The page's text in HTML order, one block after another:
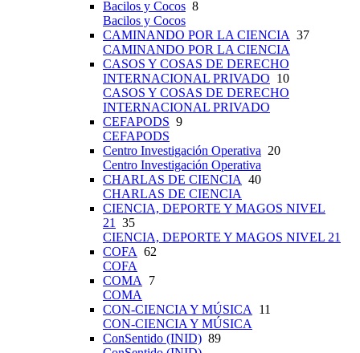
Bacilos y Cocos 8
Bacilos y Cocos
CAMINANDO POR LA CIENCIA 37
CAMINANDO POR LA CIENCIA
CASOS Y COSAS DE DERECHO
INTERNACIONAL PRIVADO 10
CASOS Y COSAS DE DERECHO
INTERNACIONAL PRIVADO
CEFAPODS 9
CEFAPODS
Centro Investigación Operativa 20
Centro Investigación Operativa
CHARLAS DE CIENCIA 40
CHARLAS DE CIENCIA
CIENCIA, DEPORTE Y MAGOS NIVEL
21
35
CIENCIA, DEPORTE Y MAGOS NIVEL 21
COFA 62
COFA
COMA
7
COMA
CON-CIENCIA Y MÚSICA
11
CON-CIENCIA Y MÚSICA
ConSentido (INID) 89